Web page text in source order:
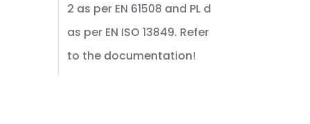
2 as per EN 61508 and PL d
as per EN ISO 13849. Refer
to the documentation!